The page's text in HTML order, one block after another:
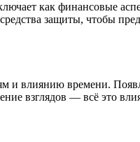
как финансовые
защиты, чтобы
и влиянию времени.
взглядов — всё это